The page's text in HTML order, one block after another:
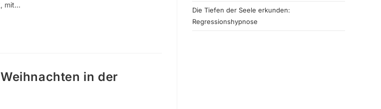
mit…
in der
Die Tiefen der Seele erkunden:
Regressionshypnose